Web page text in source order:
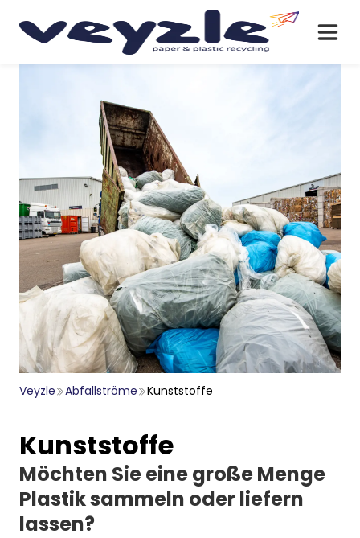
Veyzle Abfallströme Kunststoffe
Kunststoffe
Möchten Sie eine große Menge
Plastik sammeln oder liefern
lassen?